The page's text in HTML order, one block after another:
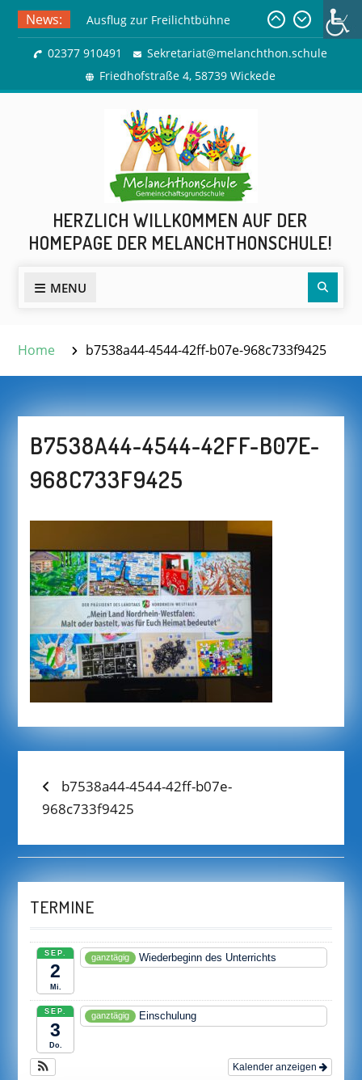
Skip
content
News:
Ausflug zur Freilichtbühne
Herdringen
Sommerferien
02377 910491
Sekretariat@melanchthon.schule
Friedhofstraße 4, 58739 Wickede
HERZLICH WILLKOMMEN AUF DER
HOMEPAGE DER MELANCHTHONSCHULE!
MENU
Home b7538a44-4544-42ff-b07e-968c733f9425
B7538A44-4544-42FF-B07E-
968C733F9425
BEITRAGS-
NAVIGATION
Previous
post:
b7538a44-4544-42ff-b07e-
968c733f9425
TERMINE
SEP.
2
Mi.
ganztägig Wiederbeginn des Unterrichts
SEP.
3
Do.
ganztägig Einschulung
Kalender anzeigen